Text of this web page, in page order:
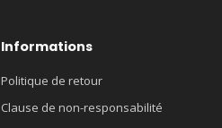
Informations
Politique de retour
Clause de non-responsabilité